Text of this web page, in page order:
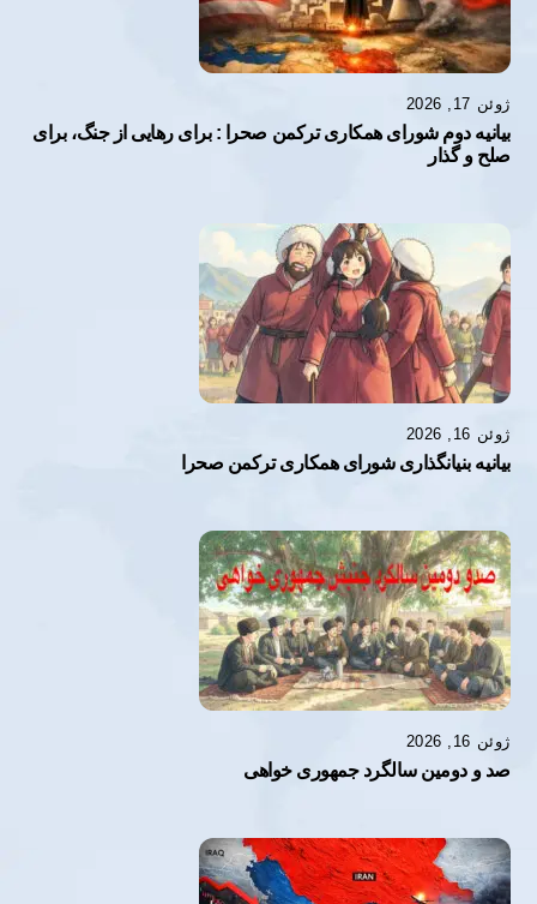
ژوئن 17, 2026
بیانیه دوم شورای همکاری ترکمن صحرا : برای رهایی از جنگ، برای
صلح و گذار
ژوئن 16, 2026
بیانیه بنیانگذاری شورای همكارى تركمن صحرا
ژوئن 16, 2026
صد و دومین سالگرد جمهوری خواهی